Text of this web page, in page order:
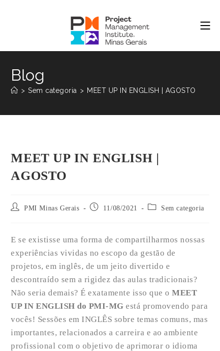
Blog
> Sem categoria > MEET UP IN ENGLISH | AGOSTO
MEET UP IN ENGLISH |
AGOSTO
PMI Minas Gerais 11/08/2021 Sem categoria
E se existisse uma forma de compartilharmos nossas
experiências vividas no escopo da gestão de
projetos, em inglês, de um jeito divertido e
descontraído sem a rigidez das aulas tradicionais?
Não seria demais? É exatamente isso que oMEET
UP IN ENGLISH do PMI-MG está promovendo para
vocês! Sessões em INGLÊS sobre temas comuns, mas
importantes, relacionados a carreira e ao ambiente
profissional com o objetivo de aprimorar o idioma